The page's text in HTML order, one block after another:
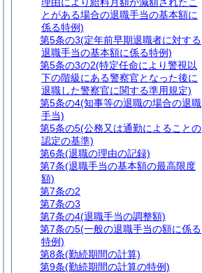
とがある場合の退職手当の基本額に
係る特例)
第5条の3(定年前早期退職者に対する
退職手当の基本額に係る特例)
第5条の3の2(特定任命により警視以
下の階級にある警察官となった後に
退職した警察官に関する準用規定)
第5条の4(知事等の退職の場合の退職
手当)
第5条の5(公務又は通勤によることの
認定の基準)
第6条(退職の理由の記録)
第7条(退職手当の基本額の最高限度
額)
第7条の2
第7条の3
第7条の4(退職手当の調整額)
第7条の5(一般の退職手当の額に係る
特例)
第8条(勤続期間の計算)
第9条(勤続期間の計算の特例)